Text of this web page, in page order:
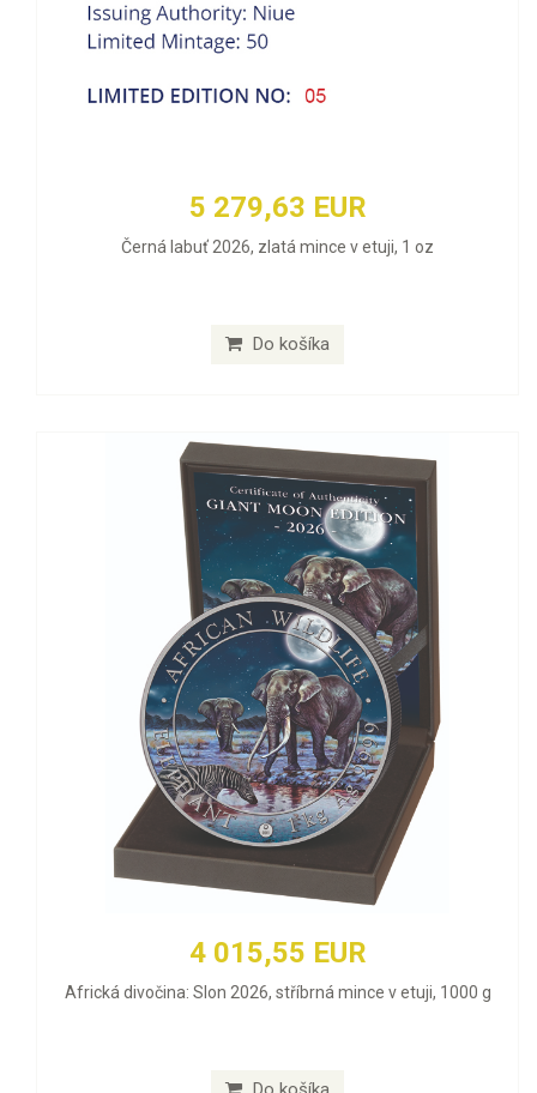
5 279,63 EUR
Černá labuť 2026, zlatá mince v etuji, 1 oz
Do košíka
4 015,55 EUR
Africká divočina: Slon 2026, stříbrná mince v etuji, 1000 g